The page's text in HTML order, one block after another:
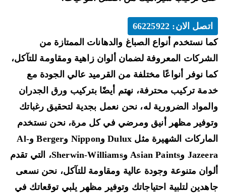
اتصل الان: 66225922
نستخدم أنواع الصباغ والدهانات الممتازة من
المعروفة لضمان ألوان زاهية ومقاومة للتآكل،
نوفر أنواعًا مختلفة من القرميد عالي الجودة مع
تركيب محترفة، نهتم أيضًا بتركيب ورق الجدران
الضرورية له، نحن نعمل بجدية لتحقيق رغباتك
مظهر أنيق ومرضي في كل مرة، نحن نستخدم
الماركات الشهيرة مثل Dulux وNippon وBerger وAl-
Jazeera وAsian Paints وSherwin-Williams، التي تقدم
متنوعة وجودة عالية ومقاومة للتآكل، نحن نسعى
لتلبية احتياجاتك وتوفير مظهر يلبي توقعاتك في